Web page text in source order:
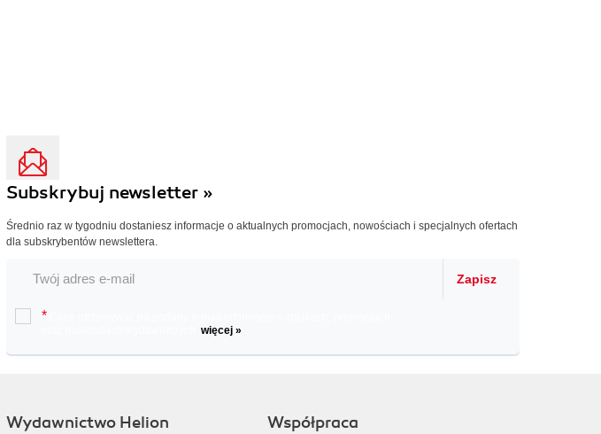
Subskrybuj newsletter »
Średnio raz w tygodniu dostaniesz informacje o aktualnych promocjach, nowościach i specjalnych ofertach
dla subskrybentów newslettera.
Zapisz
*
więcej »
Wydawnictwo Helion Współpraca